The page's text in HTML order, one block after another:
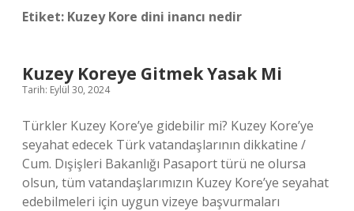
Etiket: Kuzey Kore dini inancı nedir
Kuzey Koreye Gitmek Yasak Mi
Tarih: Eylül 30, 2024
Türkler Kuzey Kore’ye gidebilir mi? Kuzey Kore’ye
seyahat edecek Türk vatandaşlarının dikkatine /
Cum. Dışişleri Bakanlığı Pasaport türü ne olursa
olsun, tüm vatandaşlarımızın Kuzey Kore’ye seyahat
edebilmeleri için uygun vizeye başvurmaları